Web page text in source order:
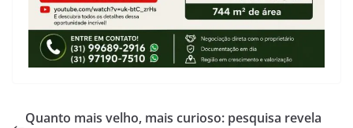
Quanto mais velho, mais curioso: pesquisa revela